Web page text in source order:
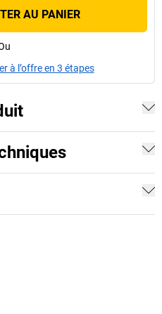
AU PANIER
à l’offre en 3 étapes